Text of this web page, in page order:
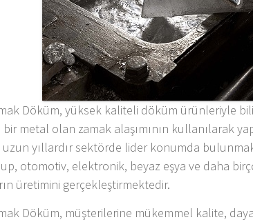
Döküm, yüksek kaliteli döküm ürünleriyle
bir metal olan zamak alaşımının kullanılarak
uzun yıllardır sektörde lider konumda
otomotiv, elektronik, beyaz eşya ve daha
üretimini gerçekleştirmektedir.
Döküm, müşterilerine mükemmel kalite,